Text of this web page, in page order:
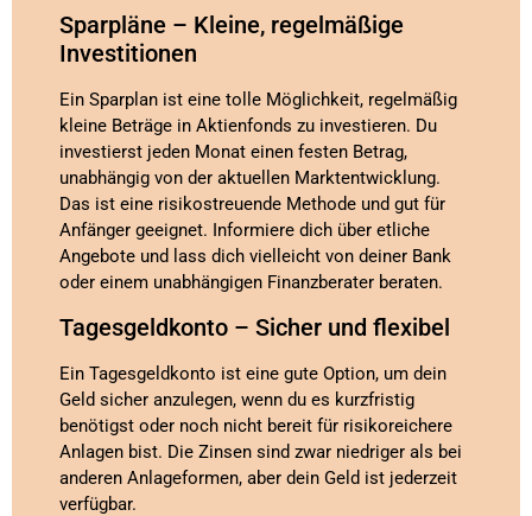
Sparpläne – Kleine, regelmäßige
Investitionen
Ein Sparplan ist eine tolle Möglichkeit, regelmäßig
kleine Beträge in Aktienfonds zu investieren. Du
investierst jeden Monat einen festen Betrag,
unabhängig von der aktuellen Marktentwicklung.
Das ist eine risikostreuende Methode und gut für
Anfänger geeignet. Informiere dich über etliche
Angebote und lass dich vielleicht von deiner Bank
oder einem unabhängigen Finanzberater beraten.
Tagesgeldkonto – Sicher und flexibel
Ein Tagesgeldkonto ist eine gute Option, um dein
Geld sicher anzulegen, wenn du es kurzfristig
benötigst oder noch nicht bereit für risikoreichere
Anlagen bist. Die Zinsen sind zwar niedriger als bei
anderen Anlageformen, aber dein Geld ist jederzeit
verfügbar.